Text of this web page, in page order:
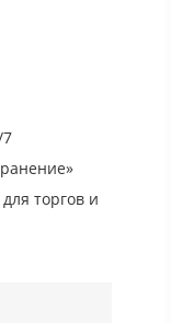
торгов и